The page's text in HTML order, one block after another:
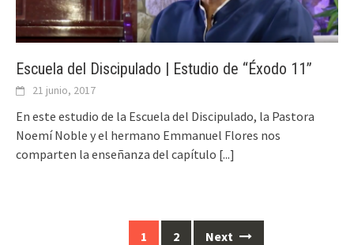
Escuela del Discipulado | Estudio de “Éxodo 11”
21 junio, 2017
En este estudio de la Escuela del Discipulado, la Pastora
Noemí Noble y el hermano Emmanuel Flores nos
comparten la enseñanza del capítulo [...]
1 2 Next